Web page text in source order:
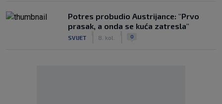
Potres probudio Austrijance: "Prvo
prasak, a onda se kuća zatresla"
SVIJET 8. kol. 0